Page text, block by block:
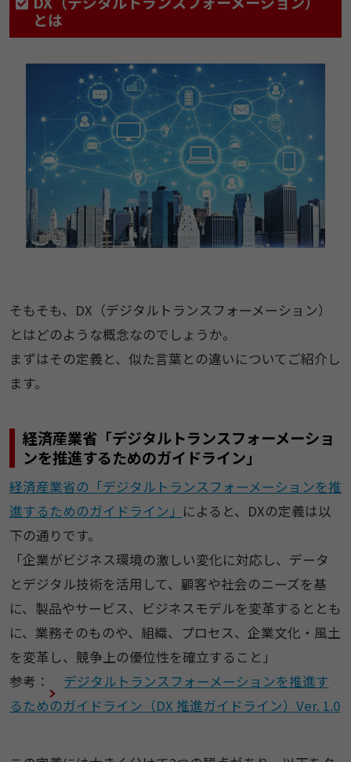
とは
そもそも、DX（デジタルトランスフォーメーション）
とはどのような概念なのでしょうか。
まずはその定義と、似た言葉との違いについてご紹介し
ます。
経済産業省「デジタルトランスフォーメーショ
ンを推進するためのガイドライン」
経済産業省の「デジタルトランスフォーメーションを推
進するためのガイドライン」 によると、DXの定義は以
下の通りです。
「企業がビジネス環境の激しい変化に対応し、データ
とデジタル技術を活用して、顧客や社会のニーズを基
に、製品やサービス、ビジネスモデルを変革するととも
に、業務そのものや、組織、プロセス、企業文化・風土
を変革し、競争上の優位性を確立すること」
参考：
デジタルトランスフォーメーションを推進す
るためのガイドライン（DX 推進ガイドライン）Ver. 1.0